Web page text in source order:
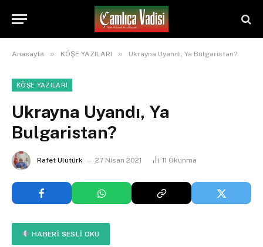
Anasayfa » KÖŞE YAZILARI » Ukrayna Uyandı, Ya Bulgaristan?
KÖŞE YAZILARI
Ukrayna Uyandı, Ya
Bulgaristan?
Rafet Ulutürk 27 Nisan 2021 11 Okunma
HABERI SESLI OKU